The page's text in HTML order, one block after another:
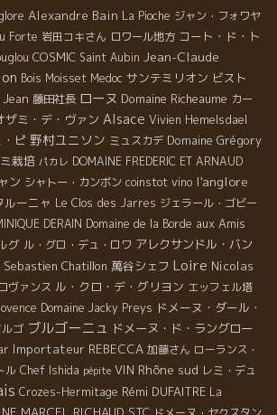
Alexandre Bain La Pioche ジャン・フォワヤ
Forte 岩田コキさん ロワール地方 コート・ド・ト
COSMIC Saint Aubin Jean-Claude
Bois Moisset Medoc サンテミリオン ビスト
Jean 藤田社長 ローヌ Domaine Richeaume カー
ザミ・デ・ヴァン Alsace Vivien Hemelsdael
ピ 野村ユニソン ミュスカデ Domaine Grégory
栽培 パカレ DOMAINE FREDERIC ET ARNAUD
ン シャトー・カンボン coinstot vino l'anglore
ルーニャ Le Clos des Jarres ジェラール・ゴビー
DERAIN Domaine de la Borde aux Amis
グ ル・グロ・デュ・ロワ アレクサンドル・バン
Sebastien Chatillon 萬谷シェフ Loire Nicolas
ヴァンス ル・クロ・デ・グリヨン エッフェル塔
Domaine Jacky Preys ドメーヌ・ダール・
ゴ ブルゴーニュ ドメーヌ・ド・ラングロー
Importateur REBECCA 加藤さん ローランス・
ル Chef Ishida pépite VIN Rhône sud レミ・デュ
Crozes-Hermitage Rémi DUFAITRE La